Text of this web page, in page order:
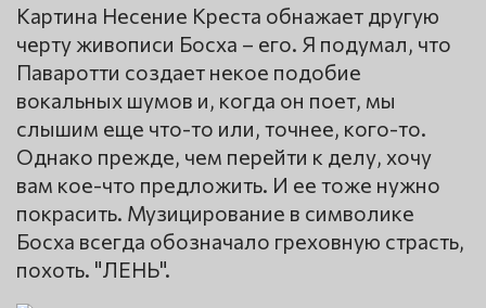
Картина Несение Креста обнажает другую
черту живописи Босха – его. Я подумал, что
Паваротти создает некое подобие
вокальных шумов и, когда он поет, мы
слышим еще что-то или, точнее, кого-то.
Однако прежде, чем перейти к делу, хочу
вам кое-что предложить. И ее тоже нужно
покрасить. Музицирование в символике
Босха всегда обозначало греховную страсть,
похоть. "ЛЕНЬ".